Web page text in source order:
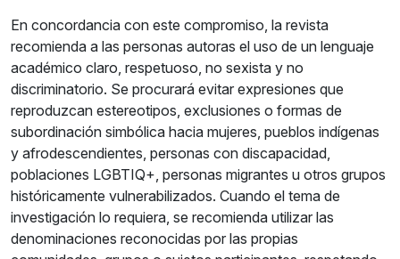
En concordancia con este compromiso, la revista
recomienda a las personas autoras el uso de un lenguaje
académico claro, respetuoso, no sexista y no
discriminatorio. Se procurará evitar expresiones que
reproduzcan estereotipos, exclusiones o formas de
subordinación simbólica hacia mujeres, pueblos indígenas
y afrodescendientes, personas con discapacidad,
poblaciones LGBTIQ+, personas migrantes u otros grupos
históricamente vulnerabilizados. Cuando el tema de
investigación lo requiera, se recomienda utilizar las
denominaciones reconocidas por las propias